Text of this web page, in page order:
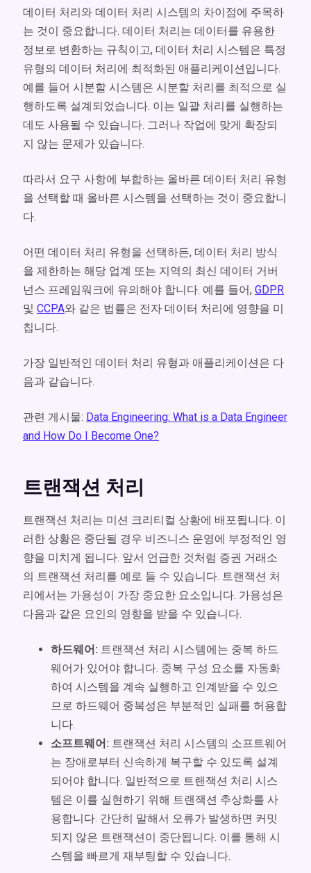
데이터 처리와 데이터 처리 시스템의 차이점에 주목하
는 것이 중요합니다. 데이터 처리는 데이터를 유용한
정보로 변환하는 규칙이고, 데이터 처리 시스템은 특정
유형의 데이터 처리에 최적화된 애플리케이션입니다.
예를 들어 시분할 시스템은 시분할 처리를 최적으로 실
행하도록 설계되었습니다. 이는 일괄 처리를 실행하는
데도 사용될 수 있습니다. 그러나 작업에 맞게 확장되
지 않는 문제가 있습니다.
따라서 요구 사항에 부합하는 올바른 데이터 처리 유형
을 선택할 때 올바른 시스템을 선택하는 것이 중요합니
다.
어떤 데이터 처리 유형을 선택하든, 데이터 처리 방식
을 제한하는 해당 업계 또는 지역의 최신 데이터 거버
넌스 프레임워크에 유의해야 합니다. 예를 들어, GDPR
및 CCPA와 같은 법률은 전자 데이터 처리에 영향을 미
칩니다.
가장 일반적인 데이터 처리 유형과 애플리케이션은 다
음과 같습니다.
관련 게시물: Data Engineering: What is a Data Engineer
and How Do I Become One?
트랜잭션 처리
트랜잭션 처리는 미션 크리티컬 상황에 배포됩니다. 이
러한 상황은 중단될 경우 비즈니스 운영에 부정적인 영
향을 미치게 됩니다. 앞서 언급한 것처럼 증권 거래소
의 트랜잭션 처리를 예로 들 수 있습니다. 트랜잭션 처
리에서는 가용성이 가장 중요한 요소입니다. 가용성은
다음과 같은 요인의 영향을 받을 수 있습니다.
하드웨어: 트랜잭션 처리 시스템에는 중복 하드
웨어가 있어야 합니다. 중복 구성 요소를 자동화
하여 시스템을 계속 실행하고 인계받을 수 있으
므로 하드웨어 중복성은 부분적인 실패를 허용합
니다.
소프트웨어: 트랜잭션 처리 시스템의 소프트웨어
는 장애로부터 신속하게 복구할 수 있도록 설계
되어야 합니다. 일반적으로 트랜잭션 처리 시스
템은 이를 실현하기 위해 트랜잭션 추상화를 사
용합니다. 간단히 말해서 오류가 발생하면 커밋
되지 않은 트랜잭션이 중단됩니다. 이를 통해 시
스템을 빠르게 재부팅할 수 있습니다.